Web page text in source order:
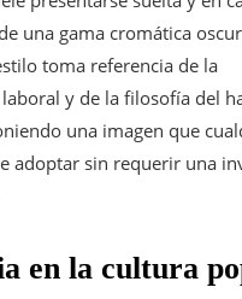
una gama cromática
toma referencia de la
y de la filosofía del
una imagen que
adoptar sin requerir una
en la cultura